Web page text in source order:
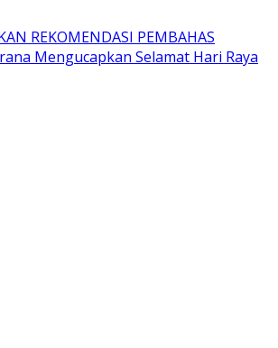
REKOMENDASI PEMBAHAS
Mengucapkan Selamat Hari Raya